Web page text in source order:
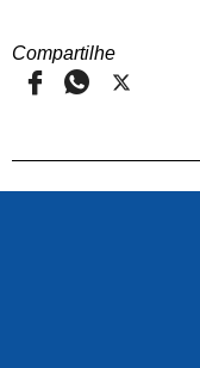
Compartilhe